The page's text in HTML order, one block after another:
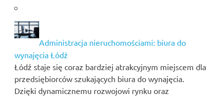
Administracja nieruchomościami: biura do
wynajęcia Łódź
Łódź staje się coraz bardziej atrakcyjnym miejscem dla
przedsiębiorców szukających biura do wynajęcia.
Dzięki dynamicznemu rozwojowi rynku oraz